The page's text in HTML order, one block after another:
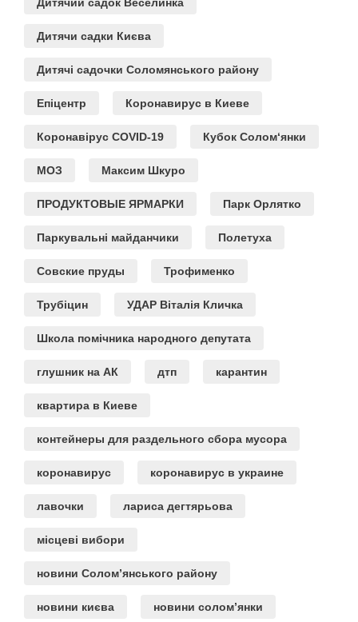
Дитячи садки Києва
Дитячі садочки Соломянського району
Епіцентр Коронавирус в Киеве
Коронавірус COVID-19 Кубок Солом‘янки
МОЗ Максим Шкуро
ПРОДУКТОВЫЕ ЯРМАРКИ Парк Орлятко
Паркувальні майданчики Полетуха
Совские пруды Трофименко
Трубіцин УДАР Віталія Кличка
Школа помічника народного депутата
глушник на АК дтп карантин
квартира в Киеве
контейнеры для раздельного сбора мусора
коронавирус коронавирус в украине
лавочки лариса дегтярьова
місцеві вибори
новини Солом’янського району
новини києва новини солом’янки